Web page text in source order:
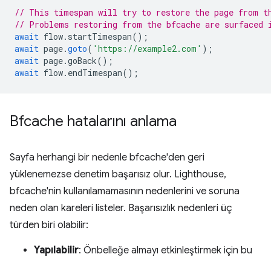
// This timespan will try to restore the page from
// Problems restoring from the bfcache are
await flow. startTimespan();
await page.goto( 'https://example2.com' );
await page.goBack();
await flow. endTimespan();
Bfcache hatalarını anlama
Sayfa herhangi bir nedenle bfcache'den geri
yüklenemezse denetim başarısız olur. Lighthouse,
bfcache'nin kullanılamamasının nedenlerini ve soruna
neden olan kareleri listeler. Başarısızlık nedenleri üç
türden biri olabilir:
Yapılabilir: Önbelleğe almayı etkinleştirmek için bu